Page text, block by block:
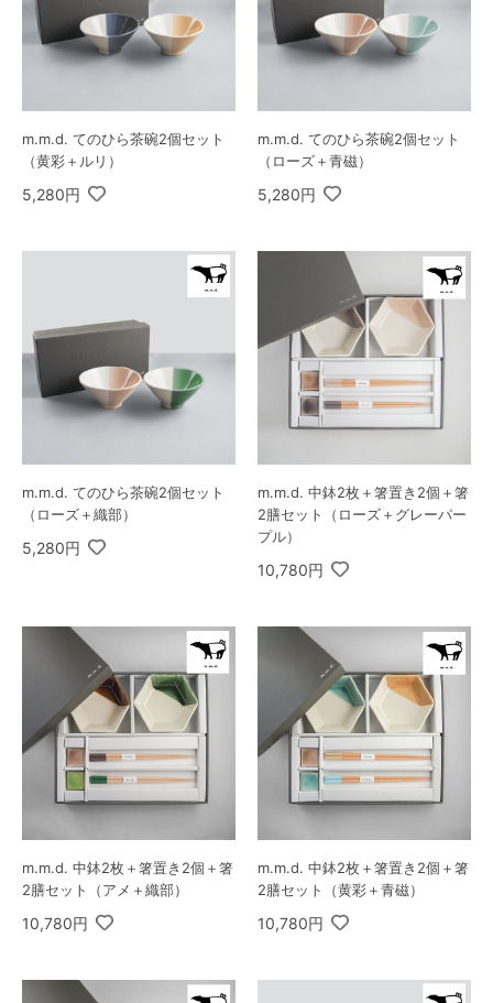
m.m.d. てのひら茶碗2個セット
（黄彩＋ルリ）
5,280円
m.m.d. てのひら茶碗2個セット
（ローズ＋青磁）
5,280円
m.m.d. てのひら茶碗2個セット
（ローズ＋織部）
5,280円
m.m.d. 中鉢2枚＋箸置き2個＋箸
2膳セット（ローズ＋グレーパー
プル）
10,780円
m.m.d. 中鉢2枚＋箸置き2個＋箸
2膳セット（アメ＋織部）
10,780円
m.m.d. 中鉢2枚＋箸置き2個＋箸
2膳セット（黄彩＋青磁）
10,780円